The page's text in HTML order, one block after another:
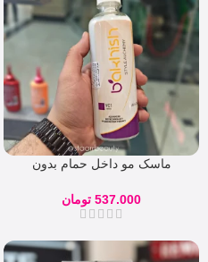
ماسک مو داخل حمام بدون
537.000 تومان